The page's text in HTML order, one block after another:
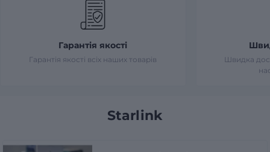
Гарантія якості
Гарантія якості всіх наших товарів
Швидка
Starlink